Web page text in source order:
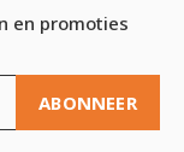
en promoties
ABONNEER